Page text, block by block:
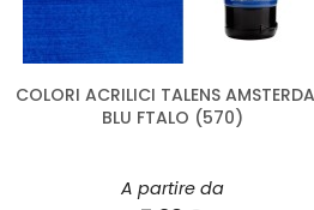
COLORI ACRILICI TALENS
BLU FTALO (570)
A partire da